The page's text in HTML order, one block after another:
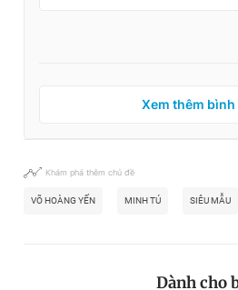
Xem thêm bình
Khám phá thêm chủ đề
VÕ HOÀNG YẾN MINH TÚ SIÊU MẪU